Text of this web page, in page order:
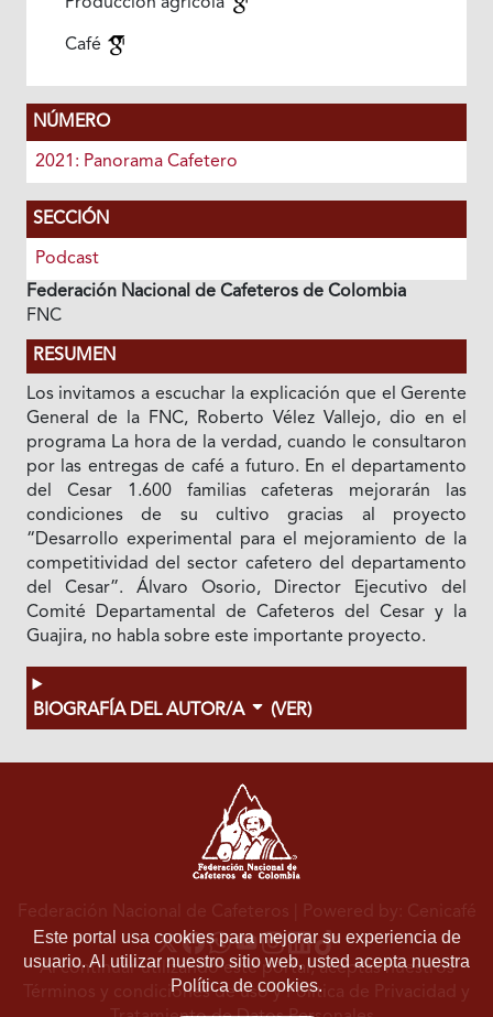
Café
NÚMERO
2021: Panorama Cafetero
SECCIÓN
Podcast
Federación Nacional de Cafeteros de Colombia
FNC
RESUMEN
Los invitamos a escuchar la explicación que el Gerente
General de la FNC, Roberto Vélez Vallejo, dio en el
programa La hora de la verdad, cuando le consultaron
por las entregas de café a futuro. En el departamento
del Cesar 1.600 familias cafeteras mejorarán las
condiciones de su cultivo gracias al proyecto
“Desarrollo experimental para el mejoramiento de la
competitividad del sector cafetero del departamento
del Cesar”. Álvaro Osorio, Director Ejecutivo del
Comité Departamental de Cafeteros del Cesar y la
Guajira, no habla sobre este importante proyecto.
BIOGRAFÍA DEL AUTOR/A (VER)
Este portal usa cookies para mejorar su experiencia de
usuario. Al utilizar nuestro sitio web, usted acepta nuestra
Política de cookies.
Federación Nacional de Cafeteros | Powered by: Cenicafé
Al continuar utilizando este portal, aceptas nuestros
Términos y condiciones de usoyPolítica de Privacidad y